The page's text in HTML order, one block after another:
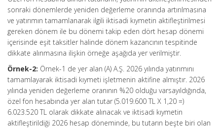
sonraki dönemlerde yeniden değerleme oranında artırılmasına
ve yatırımın tamamlanarak ilgili iktisadi kıymetin aktifleştirilmesi
gereken dönem ile bu dönemi takip eden dört hesap dönemi
içerisinde eşit taksitler halinde dönem kazancının tespitinde
dikkate alınmasına ilişkin örneğe aşağıda yer verilmiştir.
Örnek-2: Örnek-1 de yer alan (A) A.Ş. 2026 yılında yatırımını
tamamlayarak iktisadi kıymeti işletmenin aktifine almıştır. 2026
yılında yeniden değerleme oranının %20 olduğu varsayıldığında,
özel fon hesabında yer alan tutar (5.019.600 TL X 1,20 =)
6.023.520 TL olarak dikkate alınacak ve iktisadi kıymetin
aktifleştirildiği 2026 hesap döneminde, bu tutarın beşte biri olan